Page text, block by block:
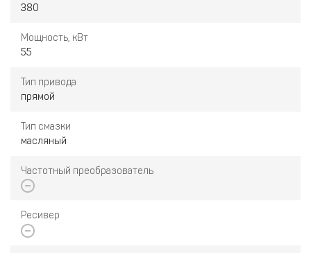
380
Мощность, кВт
55
Тип привода
прямой
Тип смазки
масляный
Частотный преобразователь
Ресивер